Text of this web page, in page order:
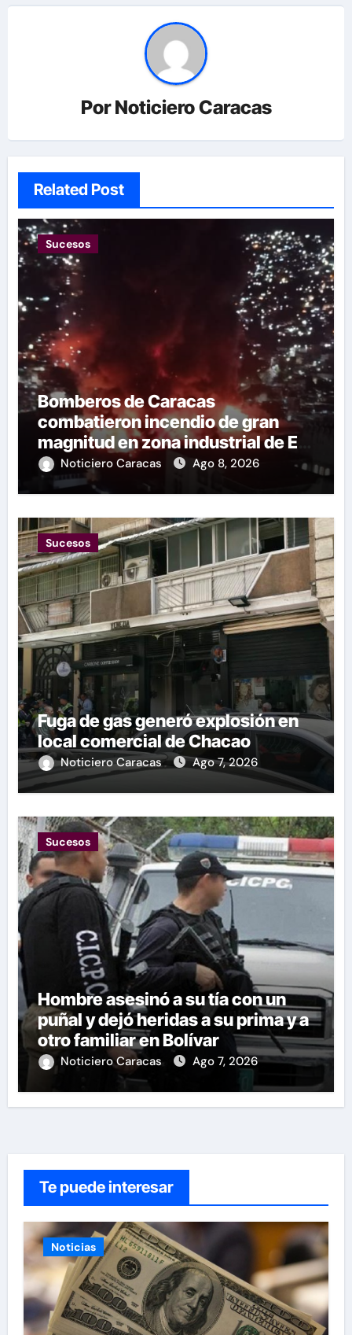
PorNoticiero Caracas
Related Post
Sucesos
Bomberos de Caracas
combatieron incendio de gran
magnitud en zona industrial de El
Llanito
Noticiero Caracas Ago 8, 2026
Sucesos
Fuga de gas generó explosión en
local comercial de Chacao
Noticiero Caracas Ago 7, 2026
Sucesos
Hombre asesinó a su tía con un
puñal y dejó heridas a su prima y a
otro familiar en Bolívar
Noticiero Caracas Ago 7, 2026
Te puede interesar
Noticias